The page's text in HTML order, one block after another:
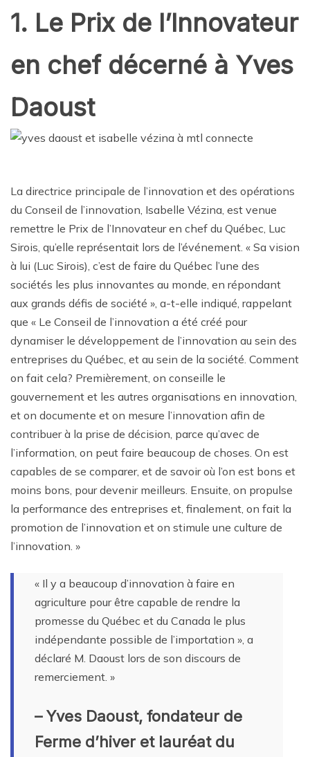
1. Le Prix de l’Innovateur
en chef décerné à Yves
Daoust
La directrice principale de l’innovation et des opérations
du Conseil de l’innovation, Isabelle Vézina, est venue
remettre le Prix de l’Innovateur en chef du Québec, Luc
Sirois, qu’elle représentait lors de l’événement. « Sa vision
à lui (Luc Sirois), c’est de faire du Québec l’une des
sociétés les plus innovantes au monde, en répondant
aux grands défis de société », a-t-elle indiqué, rappelant
que « Le Conseil de l’innovation a été créé pour
dynamiser le développement de l’innovation au sein des
entreprises du Québec, et au sein de la société. Comment
on fait cela? Premièrement, on conseille le
gouvernement et les autres organisations en innovation,
et on documente et on mesure l’innovation afin de
contribuer à la prise de décision, parce qu’avec de
l’information, on peut faire beaucoup de choses. On est
capables de se comparer, et de savoir où l’on est bons et
moins bons, pour devenir meilleurs. Ensuite, on propulse
la performance des entreprises et, finalement, on fait la
promotion de l’innovation et on stimule une culture de
l’innovation. »
« Il y a beaucoup d’innovation à faire en
agriculture pour être capable de rendre la
promesse du Québec et du Canada le plus
indépendante possible de l’importation », a
déclaré M. Daoust lors de son discours de
remerciement. »
– Yves Daoust, fondateur de
Ferme d’hiver et lauréat du